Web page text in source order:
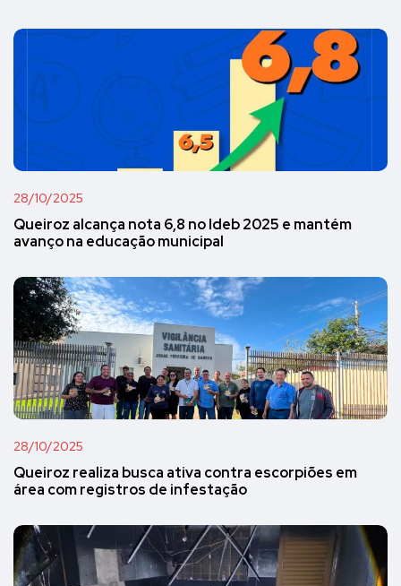
28/10/2025
Queiroz alcança nota 6,8 no Ideb 2025 e mantém
avanço na educação municipal
28/10/2025
Queiroz realiza busca ativa contra escorpiões em
área com registros de infestação